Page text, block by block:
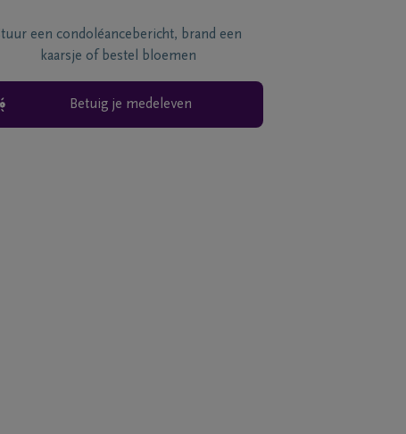
een condoléancebericht, brand een
kaarsje of bestel bloemen
Betuig je medeleven